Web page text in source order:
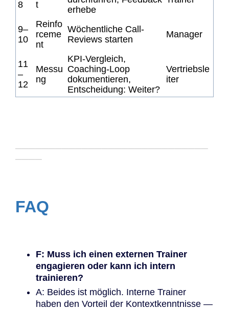
8
t
erhebe
9–
10
Reinfo
rceme
nt
Wöchentliche Call-
Reviews starten
Manager
11
–
12
Messu
ng
KPI-Vergleich,
Coaching-Loop
dokumentieren,
Entscheidung: Weiter?
Vertriebsle
iter
─────────────────────────────
────
FAQ
F: Muss ich einen externen Trainer
engagieren oder kann ich intern
trainieren?
A: Beides ist möglich. Interne Trainer
haben den Vorteil der Kontextkenntnisse —